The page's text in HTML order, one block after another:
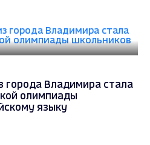
города Владимира стала
олимпиады
языку